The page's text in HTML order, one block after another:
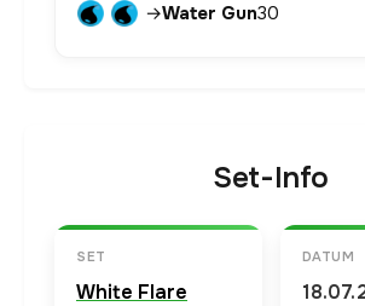
→Water Gun30
Set-Info
SET
White Flare
DATUM